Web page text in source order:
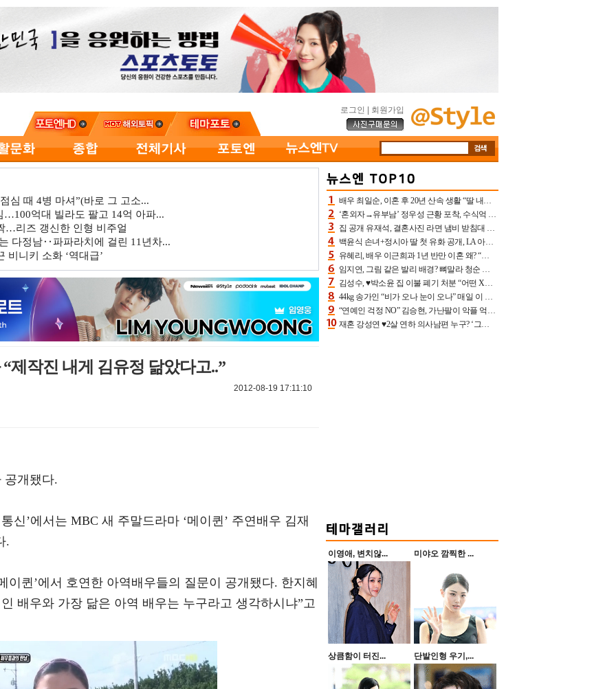
로그인 회원가입
심 때 4병 마셔”(바로 그 고소...
억대 빌라도 팔고 14억 아파...
…리즈 갱신한 인형 비주얼
다정남‥파파라치에 걸린 11년차...
비니키 소화 ‘역대급’
제작진 내게 김유정 닮았다고..”
2012-08-19 17:11:10
공개됐다.
신’에서는 MBC 새 주말드라마 ‘메이퀸’ 주연배우 김재
.
이퀸’에서 호연한 아역배우들의 질문이 공개됐다. 한지혜
배우와 가장 닮은 아역 배우는 누구라고 생각하시냐”고
배우 최일순, 이혼 후 20년 산속 생활 “딸 내가 버렸다고 원망‥맘 아파”(특종)[어제TV]
‘혼외자→유부남’ 정우성 근황 포착, 수식억 해킹 피해 후배 만났다 “존경하는”
집 공개 유재석, 결혼사진 라면 냄비 받침대 되고 분노‥가족사진도 피해(놀뭐)[어제TV]
백윤식 손녀+정시아 딸 첫 유화 공개, LA 아트쇼→서울국제조각페스타 작가다운 수준급 실력
유혜리, 배우 이근희과 1년 반만 이혼 왜? “식칼 꽂고 의자 던져” 충격 폭로(특종)[어제TV]
임지연, 그림 같은 발리 배경? 뼈말라 청순 비키니 핏에 상대 안 되네
김성수, ♥박소윤 집 이불 폐기 처분 “어떤 X이랑 썼을지 몰라” 질투(신랑수업2)[어제TV]
44kg 송가인 “비가 오나 눈이 오나” 매일 이 운동, 허벅지 근육량 상승+체지방 감소
“연예인 걱정 NO” 김승현, 가난팔이 악플 억울할만‥아내+딸과 日 여행
재혼 강성연 ♥2살 연하 의사남편 누구? ‘그알’ 자문의에 훈남 비주얼 초엘리트 스펙 [종합]
이영애, 변치않... 미야오 깜찍한 ...
상큼함이 터진... 단발인형 우기,...